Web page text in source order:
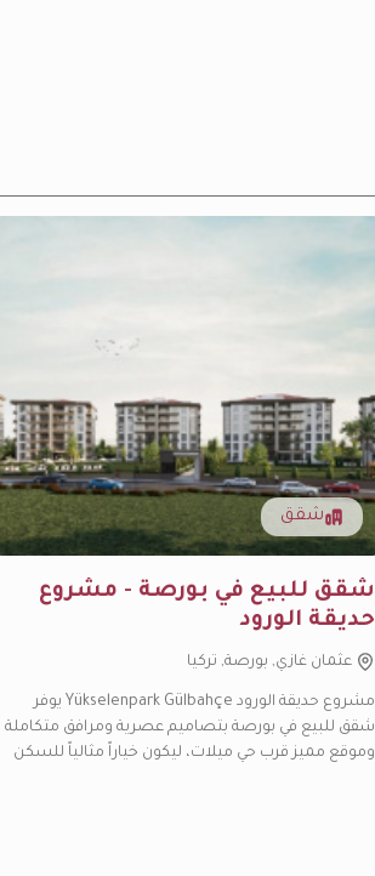
شقق
شقق للبيع في بورصة - مشروع
حديقة الورود
عثمان غازي, بورصة, تركيا
مشروع حديقة الورود Yükselenpark Gülbahçe يوفر
شقق للبيع في بورصة بتصاميم عصرية ومرافق متكاملة
وموقع مميز قرب حي ميلات، ليكون خياراً مثالياً للسكن